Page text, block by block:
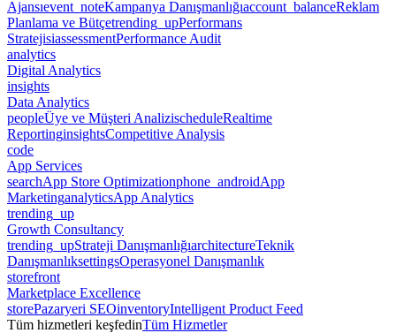
Ajansıevent_noteKampanya Danışmanlığıaccount_balanceReklam
Planlama ve Bütçetrending_upPerformans
StratejisiassessmentPerformance Audit
analytics
Digital Analytics
insights
Data Analytics
peopleÜye ve Müşteri AnalizischeduleRealtime
ReportinginsightsCompetitive Analysis
code
App Services
searchApp Store Optimizationphone_androidApp
MarketinganalyticsApp Analytics
trending_up
Growth Consultancy
trending_upStrateji DanışmanlığıarchitectureTeknik
DanışmanlıksettingsOperasyonel Danışmanlık
storefront
Marketplace Excellence
storePazaryeri SEOinventoryIntelligent Product Feed
Tüm hizmetleri keşfedinTüm Hizmetler